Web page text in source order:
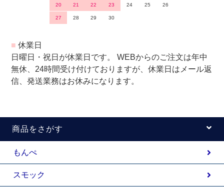
20 21 22 23 24 25 26
27 28 29 30
■ 休業日
日曜日・祝日が休業日です。 WEBからのご注文は年中
無休、24時間受け付けておりますが、休業日はメール返
信、発送業務はお休みになります。
商品をさがす
もんぺ
スモック